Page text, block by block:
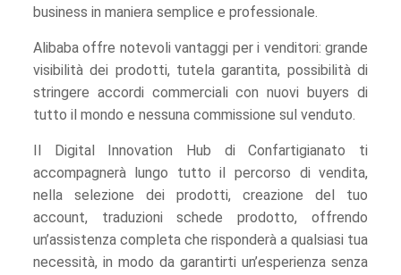
business in maniera semplice e professionale.
Alibaba offre notevoli vantaggi per i venditori: grande
visibilità dei prodotti, tutela garantita, possibilità di
stringere accordi commerciali con nuovi buyers di
tutto il mondo e nessuna commissione sul venduto.
Il Digital Innovation Hub di Confartigianato ti
accompagnerà lungo tutto il percorso di vendita,
nella selezione dei prodotti, creazione del tuo
account, traduzioni schede prodotto, offrendo
un’assistenza completa che risponderà a qualsiasi tua
necessità, in modo da garantirti un’esperienza senza